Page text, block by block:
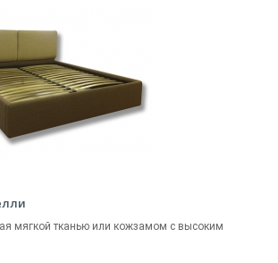
мягкой тканью или кожзамом с высоким